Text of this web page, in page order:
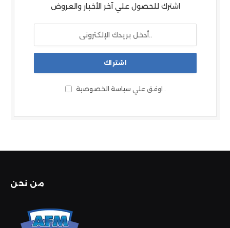
اشترك للحصول علي آخر الأخبار والعروض
اوفق علي سياسة الخصوصية .
من نحن